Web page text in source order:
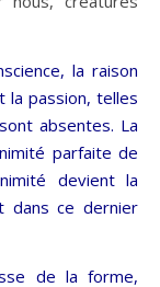
la raison
la passion, telles
absentes. La
parfaite de
devient la
dans ce dernier
de la forme,